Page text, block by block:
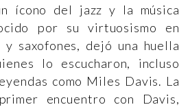
ícono del jazz y la música
por su virtuosismo en
saxofones, dejó una huella
lo escucharon, incluso
como Miles Davis. La
encuentro con Davis,